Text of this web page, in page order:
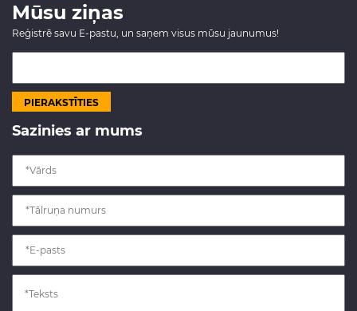
Mūsu ziņas
Reģistrē savu E-pastu, un saņem visus mūsu jaunumus!
Sazinies ar mums